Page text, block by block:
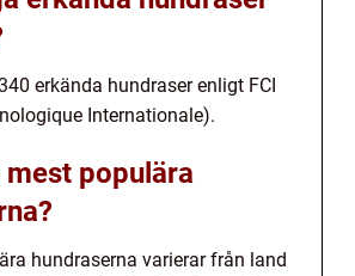
erkända hundraser enligt FCI
Internationale).
mest populära
hundraserna varierar från land